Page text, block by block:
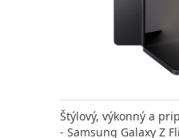
Štýlový, výkonný a
- Samsung Galaxy Z